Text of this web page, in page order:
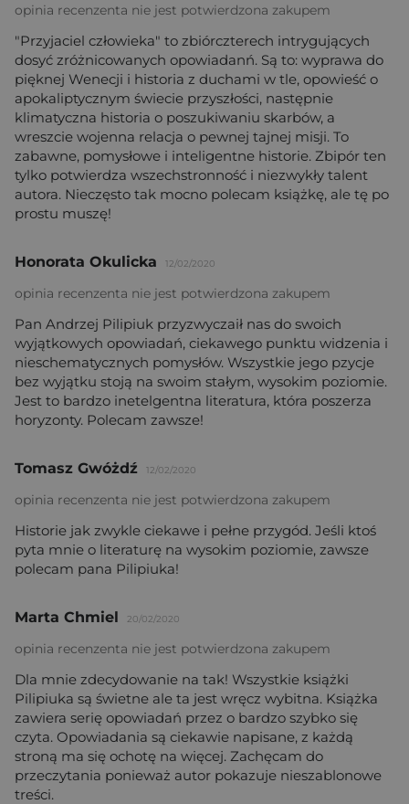
opinia recenzenta nie jest potwierdzona zakupem
"Przyjaciel człowieka" to zbiórczterech intrygujących
dosyć zróżnicowanych opowiadanń. Są to: wyprawa do
pięknej Wenecji i historia z duchami w tle, opowieść o
apokaliptycznym świecie przyszłości, następnie
klimatyczna historia o poszukiwaniu skarbów, a
wreszcie wojenna relacja o pewnej tajnej misji. To
zabawne, pomysłowe i inteligentne historie. Zbipór ten
tylko potwierdza wszechstronność i niezwykły talent
autora. Nieczęsto tak mocno polecam książkę, ale tę po
prostu muszę!
Honorata Okulicka 12/02/2020
opinia recenzenta nie jest potwierdzona zakupem
Pan Andrzej Pilipiuk przyzwyczaił nas do swoich
wyjątkowych opowiadań, ciekawego punktu widzenia i
nieschematycznych pomysłów. Wszystkie jego pzycje
bez wyjątku stoją na swoim stałym, wysokim poziomie.
Jest to bardzo inetelgentna literatura, która poszerza
horyzonty. Polecam zawsze!
Tomasz Gwóżdź 12/02/2020
opinia recenzenta nie jest potwierdzona zakupem
Historie jak zwykle ciekawe i pełne przygód. Jeśli ktoś
pyta mnie o literaturę na wysokim poziomie, zawsze
polecam pana Pilipiuka!
Marta Chmiel 20/02/2020
opinia recenzenta nie jest potwierdzona zakupem
Dla mnie zdecydowanie na tak! Wszystkie książki
Pilipiuka są świetne ale ta jest wręcz wybitna. Książka
zawiera serię opowiadań przez o bardzo szybko się
czyta. Opowiadania są ciekawie napisane, z każdą
stroną ma się ochotę na więcej. Zachęcam do
przeczytania ponieważ autor pokazuje nieszablonowe
treści.